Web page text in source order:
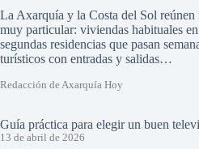
La Axarquía y la Costa del Sol reúnen
muy particular: viviendas habituales
segundas residencias que pasan
turísticos con entradas y salidas…
Redacción de Axarquía Hoy
Guía práctica para elegir un buen
13 de abril de 2026